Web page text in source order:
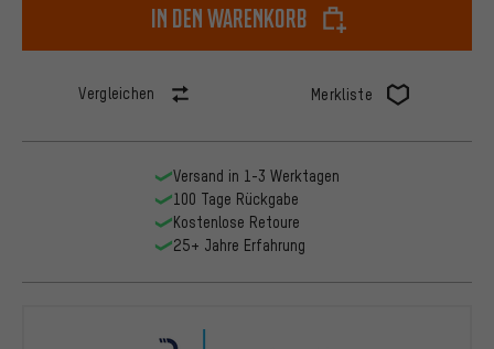
In den Warenkorb
Vergleichen Merkliste
Versand in 1-3 Werktagen
100 Tage Rückgabe
Kostenlose Retoure
25+ Jahre Erfahrung